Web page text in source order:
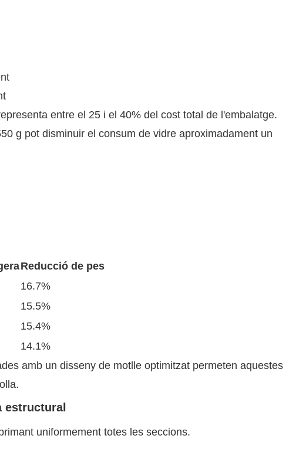
entre el 25 i el 40% del cost total de l'embalatge.
g pot disminuir el consum de vidre aproximadament un
Reducció de pes
16.7%
15.5%
15.4%
14.1%
amb un disseny de motlle optimitzat permeten aquestes
estructural
uniformement totes les seccions.